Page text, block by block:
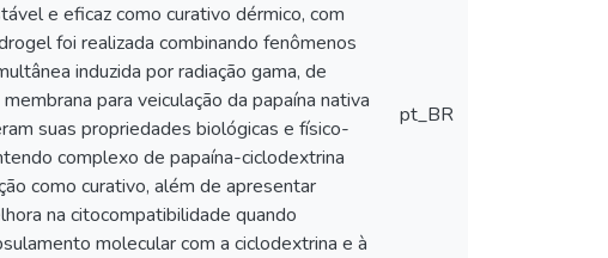
e eficaz como curativo dérmico, com
foi realizada combinando fenômenos
induzida por radiação gama, de
para veiculação da papaína nativa
suas propriedades biológicas e físico-
complexo de papaína-ciclodextrina
como curativo, além de apresentar
na citocompatibilidade quando
molecular com a ciclodextrina e à
pt_BR